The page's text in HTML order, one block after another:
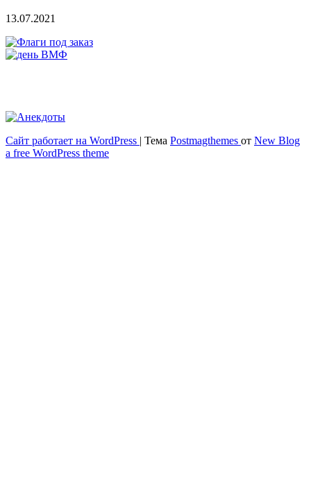
13.07.2021
Весёлый и здоровый образ жизни
Сайт работает на WordPress | Тема Postmagthemes от New Blog
a free WordPress theme